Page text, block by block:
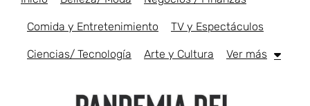
Comida y Entretenimiento TV y Espectáculos
Ciencias/ Tecnología Arte y Cultura Ver más